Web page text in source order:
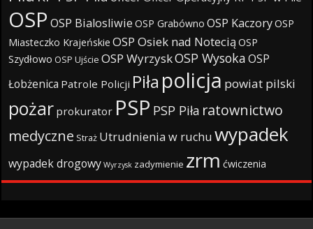
OSP OSP Bialosliwie OSP Grabówno OSP KaczoryOSP
Miasteczko Krajeńskie OSP Osiek nad Notecią OSP
Szydłowo OSP Ujście OSP WyrzyskOSP WysokaOSP
Łobżenica Patrole Policji Piła policja powiat pilski
pożar prokurator PSP PSP Piła ratownictwo
medyczne Straż Utrudnienia w ruchu wypadek
wypadek drogowy Wyrzysk zadymienie zrm ćwiczenia